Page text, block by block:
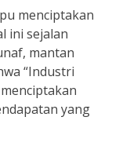
menciptakan
ini sejalan
mantan
“Industri
yang